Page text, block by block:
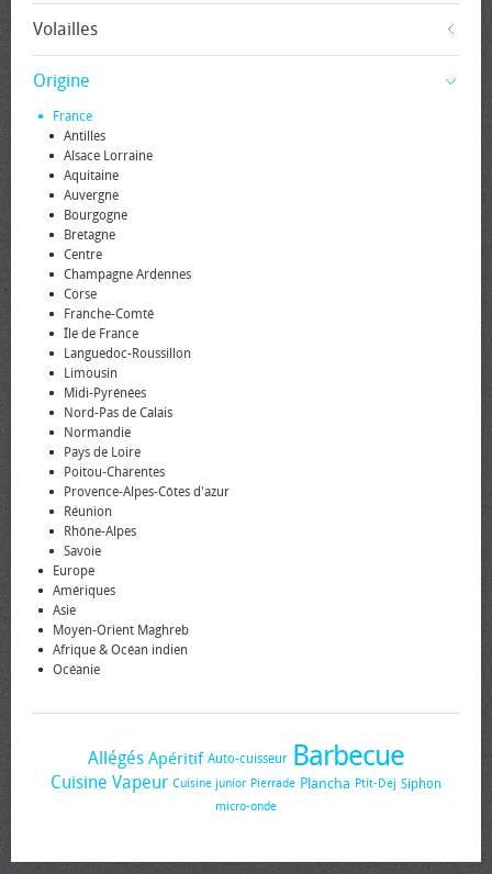
Volailles
Origine
France
Antilles
Alsace Lorraine
Aquitaine
Auvergne
Bourgogne
Bretagne
Centre
Champagne Ardennes
Corse
Franche-Comté
Île de France
Languedoc-Roussillon
Limousin
Midi-Pyrénées
Nord-Pas de Calais
Normandie
Pays de Loire
Poitou-Charentes
Provence-Alpes-Côtes d'azur
Réunion
Rhône-Alpes
Savoie
Europe
Amériques
Asie
Moyen-Orient Maghreb
Afrique & Océan indien
Océanie
Allégés Apéritif Auto-cuisseur Barbecue
Cuisine Vapeur Cuisine junior Pierrade Plancha Ptit-Dej Siphon
micro-onde